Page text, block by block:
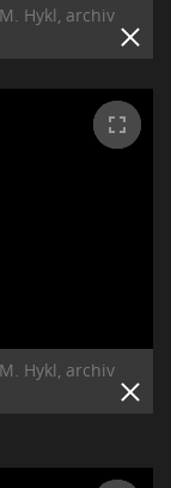
Hykl, archiv
Hykl, archiv